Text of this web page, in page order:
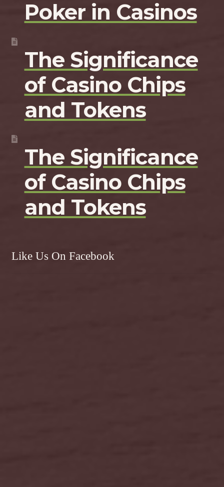
Poker in Casinos
The Significance
of Casino Chips
and Tokens
The Significance
of Casino Chips
and Tokens
Like Us On Facebook